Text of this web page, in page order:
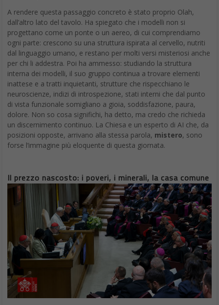
A rendere questa passaggio concreto è stato proprio Olah,
dall’altro lato del tavolo. Ha spiegato che i modelli non si
progettano come un ponte o un aereo, di cui comprendiamo
ogni parte: crescono su una struttura ispirata al cervello, nutriti
dal linguaggio umano, e restano per molti versi misteriosi anche
per chi li addestra. Poi ha ammesso: studiando la struttura
interna dei modelli, il suo gruppo continua a trovare elementi
inattese e a tratti inquietanti, strutture che rispecchiano le
neuroscienze, indizi di introspezione, stati interni che dal punto
di vista funzionale somigliano a gioia, soddisfazione, paura,
dolore. Non so cosa significhi, ha detto, ma credo che richieda
un discernimento continuo. La Chiesa e un esperto di AI che, da
posizioni opposte, arrivano alla stessa parola, mistero, sono
forse l’immagine più eloquente di questa giornata.
Il prezzo nascosto: i poveri, i minerali, la casa comune